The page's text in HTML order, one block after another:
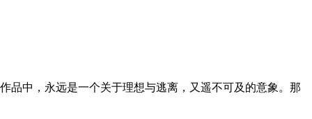
品中，永远是一个关于理想与逃离，又遥不可及的意象。那